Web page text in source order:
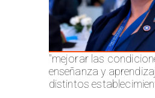
"mejorar las
enseñanza y
distintos